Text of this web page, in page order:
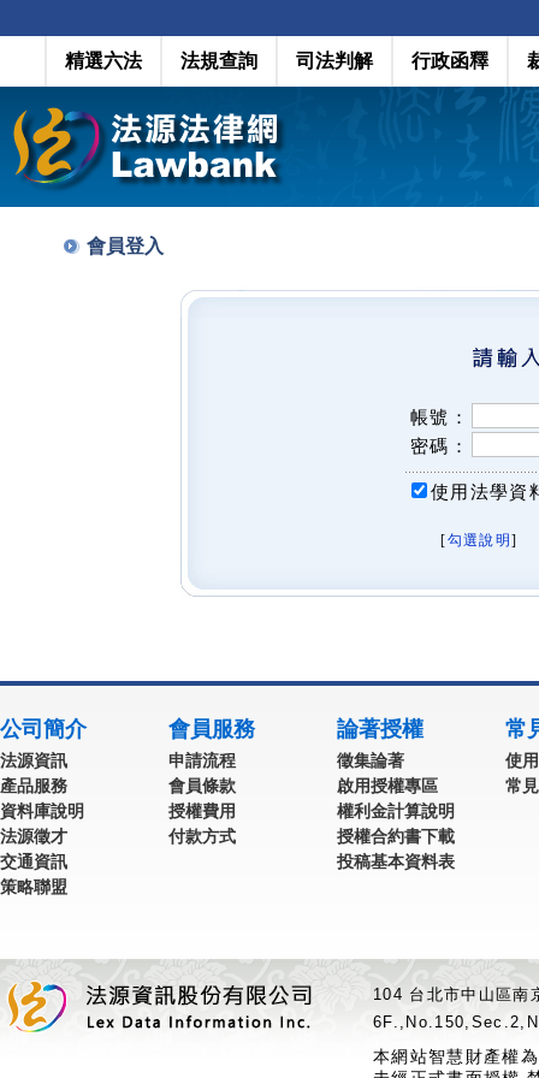
精選六法 法規查詢 司法判解 行政函釋
會員登入
帳號：
密碼：
使用法學資
[勾選說明 ]
公司簡介
法源資訊
產品服務
資料庫說明
法源徵才
交通資訊
策略聯盟
會員服務
申請流程
會員條款
授權費用
付款方式
論著授權
徵集論著
啟用授權專區
權利金計算說明
授權合約書下載
投稿基本資料表
常
使
常
104 台北市中山區
本網站智慧財產權